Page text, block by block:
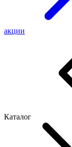
акции
Каталог